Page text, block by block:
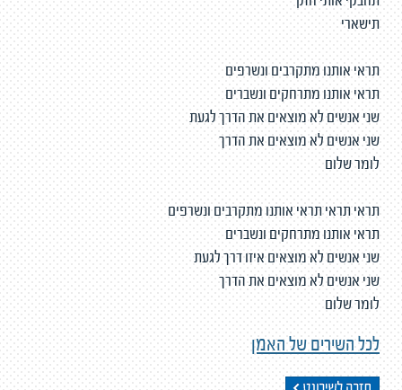
תישארי
תראי אותנו מתקרבים ונשרפים
תראי אותנו מתרחקים ונשברים
שני אנשים לא מוצאים את הדרך לגעת
שני אנשים לא מוצאים את הדרך
לומר שלום
תראי תראי תראי אותנו מתקרבים ונשרפים
תראי אותנו מתרחקים ונשברים
שני אנשים לא מוצאים איזו דרך לגעת
שני אנשים לא מוצאים את הדרך
לומר שלום
לכל השירים של האמן